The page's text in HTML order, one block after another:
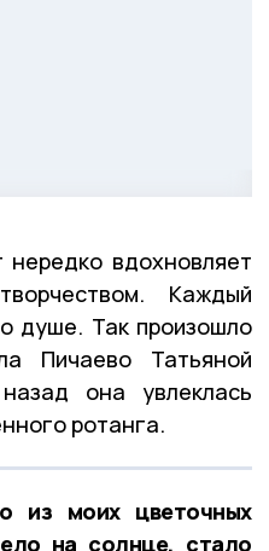
вдохновляет
Каждый
душе. Так произошло
Пичаево Татьяной
она увлеклась
ротанга.
из моих цветочных
на солнце, стало